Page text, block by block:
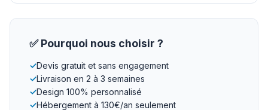
✅ Pourquoi nous choisir ?
✓Devis gratuit et sans engagement
✓Livraison en 2 à 3 semaines
✓Design 100% personnalisé
✓Hébergement à 130€/an seulement